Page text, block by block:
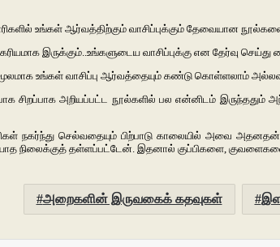
உங்கள் ஆர்வத்திற்கும் வாசிப்புக்கும் தேவையான
இருக்கும்..உங்களுடைய வாசிப்புக்கு என தேர்வு
உங்கள் வாசிப்பு ஆர்வத்தையும் கண்டு கொள்ளலாம்
சிறப்பாக அறியப்பட்ட நூல்களில் பல என்னிடம்
நகர்ந்து செல்வதையும் பிற்பாடு காலையில் அவை
நிலைக்குத் தள்ளப்பட்டேன். இதனால் குப்பிகளை,
அறைகளின் இருவகைக் கதவுகள்